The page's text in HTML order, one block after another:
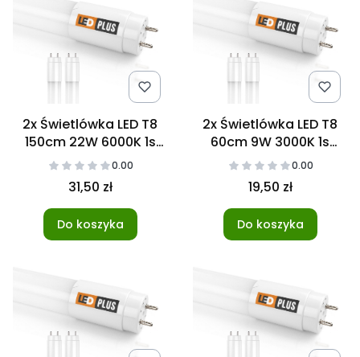
2x Świetlówka LED T8
150cm 22W 6000K 1s
NANO 0.00
31,50 zł
Do koszyka
2x Świetlówka LED T8
60cm 9W 3000K 1s
NANO 0.00
19,50 zł
Do koszyka